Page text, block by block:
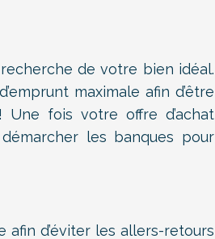
de votre bien idéal.
maximale afin d’être
fois votre offre d’achat
les banques pour
d’éviter les allers-retours